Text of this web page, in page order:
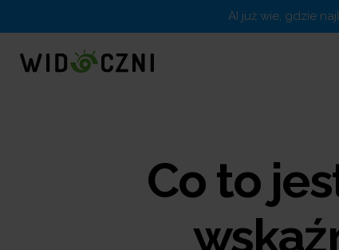
AI już wie, gdzie
Co to